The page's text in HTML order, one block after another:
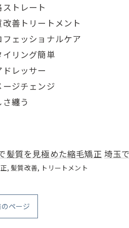
トレート
改善トリートメント
フェッショナルケア
イリング簡単
ドレッサー
ージチェンジ
纏う
髪質を見極めた縮毛矯正 埼玉
髪質改善 トリートメント
ページ